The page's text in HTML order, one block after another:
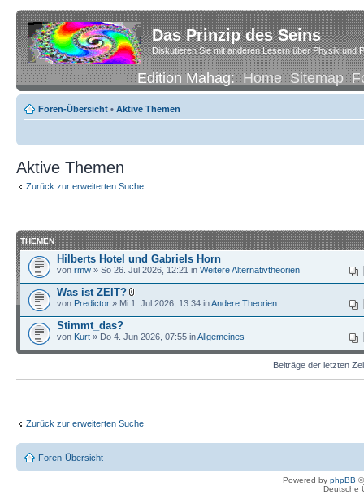
Das Prinzip des Seins
Diskutieren Sie mit anderen Lesern über Physik und
Edition Mahag:Home Sitemap
Foren-Übersicht • Aktive Themen
Aktive Themen
Zurück zur erweiterten Suche
THEMEN
Hilberts Hotel und Gabriels Horn
von rmw » So 26. Jul 2026, 12:21 in Weitere Alternativtheorien
Was ist ZEIT?
von Predictor » Mi 1. Jul 2026, 13:34 inAndere Theorien
Stimmt_das?
von Kurt » Do 4. Jun 2026, 07:55 inAllgemeines
Beiträge der letzten
Zurück zur erweiterten Suche
Foren-Übersicht
Powered by phpBB
Deutsche